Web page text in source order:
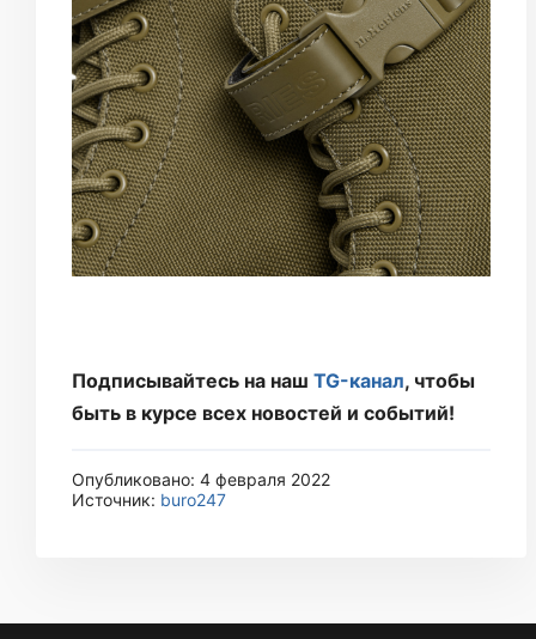
Подписывайтесь на наш TG-канал, чтобы
быть в курсе всех новостей и событий!
Опубликовано: 4 февраля 2022
Источник: buro247